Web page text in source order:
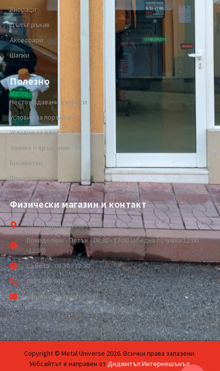
Анораци
Дълъг ръкав
Аксесоари
Шапки
Полезно
Често задавани въпроси
Условия за поръчка
Условия за доставка
Замяна и връщания
Бисквитки
Поверителност
Физически магазин и контакт
ул. "Димитър Добрович" 6, гр. Сливен
Понеделник - Петък - 08:30 - 17:00 (обедна почивка 12:00
-12:30)
Събота - 08:30 - 12:30
0887 648 666
info@metaluniverse.eu
Copyright © Metal Universe 2026. Всички права запазени.
Уебсайтът е направен отДиджитъл Интернешънъл.